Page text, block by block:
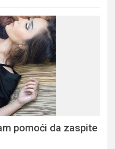
pomoći da zaspite